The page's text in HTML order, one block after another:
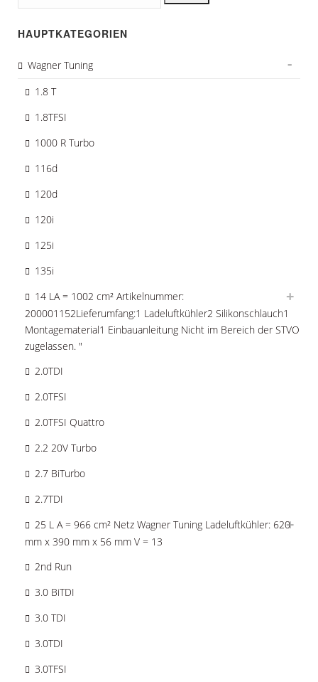
nach:
HAUPTKATEGORIEN
Wagner Tuning
1.8 T
1.8TFSI
1000 R Turbo
116d
120d
120i
125i
135i
14 LA = 1002 cm² Artikelnummer:
200001152Lieferumfang:1 Ladeluftkühler2 Silikonschlauch1
Montagematerial1 Einbauanleitung Nicht im Bereich der STVO
zugelassen. "
2.0TDI
2.0TFSI
2.0TFSI Quattro
2.2 20V Turbo
2.7 BiTurbo
2.7TDI
25 L A = 966 cm² Netz Wagner Tuning Ladeluftkühler: 620
mm x 390 mm x 56 mm V = 13
2nd Run
3.0 BiTDI
3.0 TDI
3.0TDI
3.0TFSI